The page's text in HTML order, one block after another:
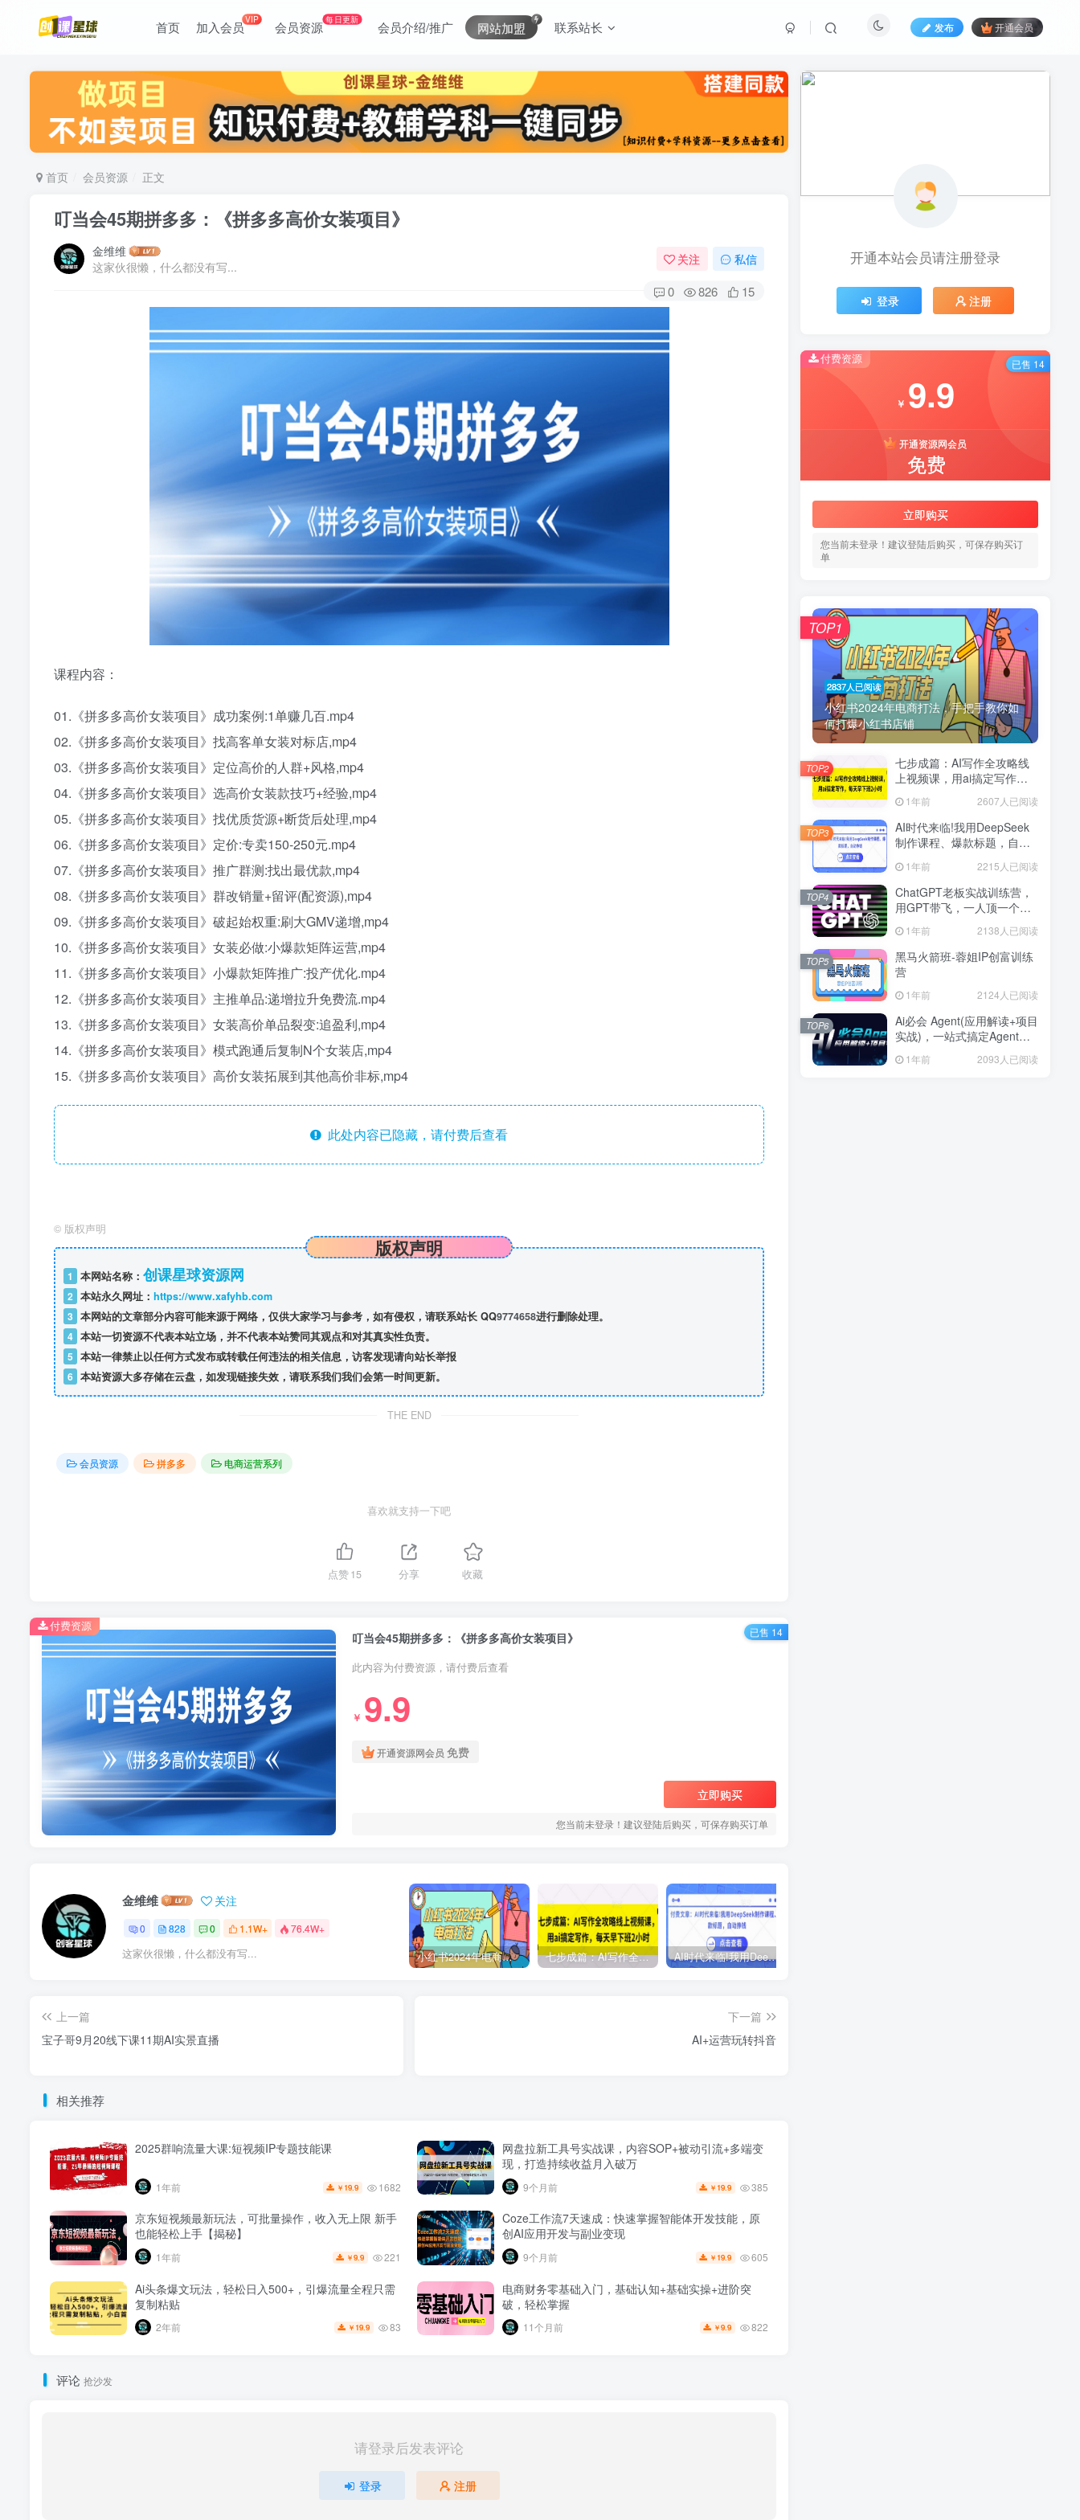
首页 加入会员VIP 会员资源 每日更新 会员介绍/推广 网站加盟 联系站长 发布 开通会员
首页 会员资源 正文
叮当会45期拼多多：《拼多多高价女装项目》
金维维
这家伙很懒，什么都没有写...
关注 私信
0 826 15
课程内容：
01.《拼多多高价女装项目》成功案例:1单赚几百.mp4
02.《拼多多高价女装项目》找高客单女装对标店,mp4
03.《拼多多高价女装项目》定位高价的人群+风格,mp4
04.《拼多多高价女装项目》选高价女装款技巧+经验,mp4
05.《拼多多高价女装项目》找优质货源+断货后处理,mp4
06.《拼多多高价女装项目》定价:专卖150-250元.mp4
07.《拼多多高价女装项目》推广群测:找出最优款,mp4
08.《拼多多高价女装项目》群改销量+留评(配资源),mp4
09.《拼多多高价女装项目》破起始权重:刷大GMV递增,mp4
10.《拼多多高价女装项目》女装必做:小爆款矩阵运营,mp4
11.《拼多多高价女装项目》小爆款矩阵推广:投产优化.mp4
12.《拼多多高价女装项目》主推单品:递增拉升免费流.mp4
13.《拼多多高价女装项目》女装高价单品裂变:追盈利,mp4
14.《拼多多高价女装项目》模式跑通后复制N个女装店,mp4
15.《拼多多高价女装项目》高价女装拓展到其他高价非标,mp4
此处内容已隐藏，请付费后查看
© 版权声明
版权声明
1 本网站名称： 创课星球资源网
2 本站永久网址： https://www.xafyhb.com
3 本网站的文章部分内容可能来源于网络，仅供大家学习与参考，如有侵权，请联系站长 QQ9774658进行删除处理。
4 本站一切资源不代表本站立场，并不代表本站赞同其观点和对其真实性负责。
5 本站一律禁止以任何方式发布或转载任何违法的相关信息，访客发现请向站长举报
6 本站资源大多存储在云盘，如发现链接失效，请联系我们我们会第一时间更新。
THE END
会员资源 拼多多 电商运营系列
喜欢就支持一下吧
点赞15 分享 收藏
叮当会45期拼多多：《拼多多高价女装项目》
此内容为付费资源，请付费后查看
￥ 9.9
开通资源网会员 免费
立即购买
您当前未登录！建议登陆后购买，可保存购买订单
付费资源 已售 14
金维维 关注
0 828 0 1.1W+ 76.4W+
这家伙很懒，什么都没有写... 小红书2024年电商打法，手把手教你如何打爆小红书店铺 七步成篇：AI写作全攻略线上视频课，用ai搞定写作，每天早下班2小时 AI时代来临!我用DeepSeek制作课程、爆款标题，自动挣钱
上一篇
宝子哥9月20线下课11期AI实景直播
下一篇
AI+运营玩转抖音
相关推荐
2025群响流量大课:短视频IP专题技能课
1年前 ￥ 19.9 1682
网盘拉新工具号实战课，内容SOP+被动引流+多端变
现，打造持续收益月入破万
9个月前 ￥ 19.9 385
京东短视频最新玩法，可批量操作，收入无上限 新手
也能轻松上手【揭秘】
1年前 ￥9.9 221
Coze工作流7天速成：快速掌握智能体开发技能，原
创AI应用开发与副业变现
9个月前 ￥ 19.9 605
Ai头条爆文玩法，轻松日入500+，引爆流量全程只需
复制粘贴
2年前 ￥ 19.9 83
电商财务零基础入门，基础认知+基础实操+进阶突
破，轻松掌握
11个月前 ￥9.9 822
评论 抢沙发
请登录后发表评论
登录 注册
开通本站会员请注册登录
登录 注册
付费资源
￥ 9.9
开通资源网会员
免费
立即购买
您当前未登录！建议登陆后购买，可保存购买订
单
已售 14
2837人已阅读
小红书2024年电商打法，手把手教你如
何打爆小红书店铺
TOP1
七步成篇：AI写作全攻略线
上视频课，用ai搞定写作，
每天早下班2小时
1年前 2607人已阅读
TOP2
AI时代来临!我用DeepSeek
制作课程、爆款标题，自动
1年前 2215人已阅读
TOP3
ChatGPT老板实战训练营，
用GPT带飞，一人顶一个团
1年前 2138人已阅读
TOP4
黑马火箭班-蓉姐IP创富训练
营
1年前 2124人已阅读
TOP5
Ai必会 Agent(应用解读+项目
实战)，一站式搞定Agent应
1年前 2093人已阅读
TOP6